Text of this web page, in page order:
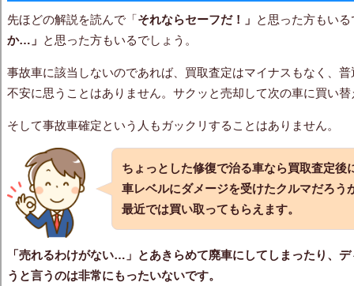
先ほどの解説を読んで「 それならセーフだ！」
と思った方もい
か…」
と思った方もいるでしょう。
事故車に該当しないのであれば、買取査定はマイナスもなく、
不安に思うことはありません。サクッと売却して次の車に買い
そして事故車確定という人もガックリすることはありません。
ちょっとした修復で治る車なら買取査定後
車レベルにダメージを受けたクルマだろう
最近では買い取ってもらえます。
「売れるわけがない…」とあきらめて廃車にしてしまったり、
うと言うのは非常にもったいないです。